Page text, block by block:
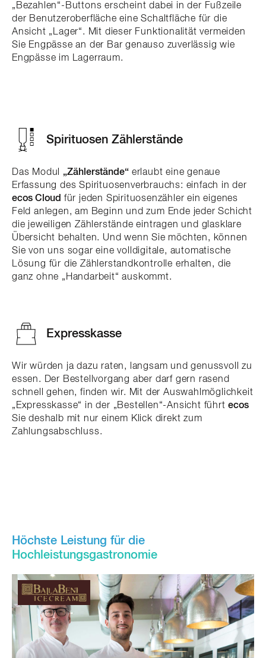
„Bezahlen“-Buttons erscheint dabei in der Fußzeile
der Benutzeroberfläche eine Schaltfläche für die
Ansicht „Lager“. Mit dieser Funktionalität vermeiden
Sie Engpässe an der Bar genauso zuverlässig wie
Engpässe im Lagerraum.
Spirituosen Zählerstände
Das Modul „Zählerstände“ erlaubt eine genaue
Erfassung des Spirituosenverbrauchs: einfach in der
ecos Cloud für jeden Spirituosenzähler ein eigenes
Feld anlegen, am Beginn und zum Ende jeder Schicht
die jeweiligen Zählerstände eintragen und glasklare
Übersicht behalten. Und wenn Sie möchten, können
Sie von uns sogar eine volldigitale, automatische
Lösung für die Zählerstandkontrolle erhalten, die
ganz ohne „Handarbeit“ auskommt.
Expresskasse
Wir würden ja dazu raten, langsam und genussvoll zu
essen. Der Bestellvorgang aber darf gern rasend
schnell gehen, finden wir. Mit der Auswahlmöglichkeit
„Expresskasse“ in der „Bestellen“-Ansicht führtecos
Sie deshalb mit nur einem Klick direkt zum
Zahlungsabschluss.
Höchste Leistung für die
Hochleistungs­gastronomie